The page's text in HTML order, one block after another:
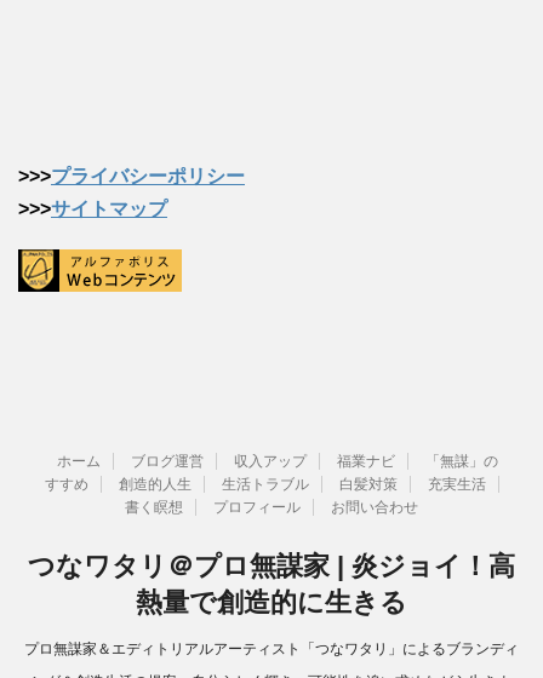
>>>プライバシーポリシー
>>>サイトマップ
ホーム ブログ運営 収入アップ 福業ナビ
「無謀」の
すすめ
創造的人生 生活トラブル 白髪対策
充実生活
書く瞑想
プロフィール お問い合わせ
つなワタリ＠プロ無謀家 | 炎ジョイ！高
熱量で創造的に生きる
プロ無謀家＆エディトリアルアーティスト「つなワタリ」によるブランディ